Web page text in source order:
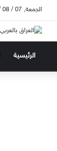
الجمعة, 07 / 08 / 2026
الرئيسية